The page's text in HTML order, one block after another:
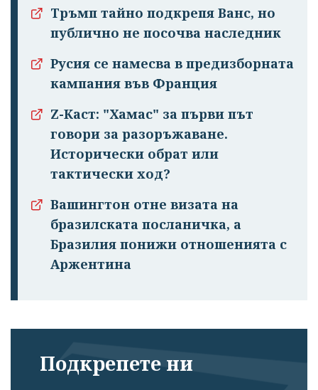
Тръмп тайно подкрепя Ванс, но
публично не посочва наследник
Русия се намесва в предизборната
кампания във Франция
Z-Каст: "Хамас" за първи път
говори за разоръжаване.
Исторически обрат или
тактически ход?
Вашингтон отне визата на
бразилската посланичка, а
Бразилия понижи отношенията с
Аржентина
Подкрепете ни